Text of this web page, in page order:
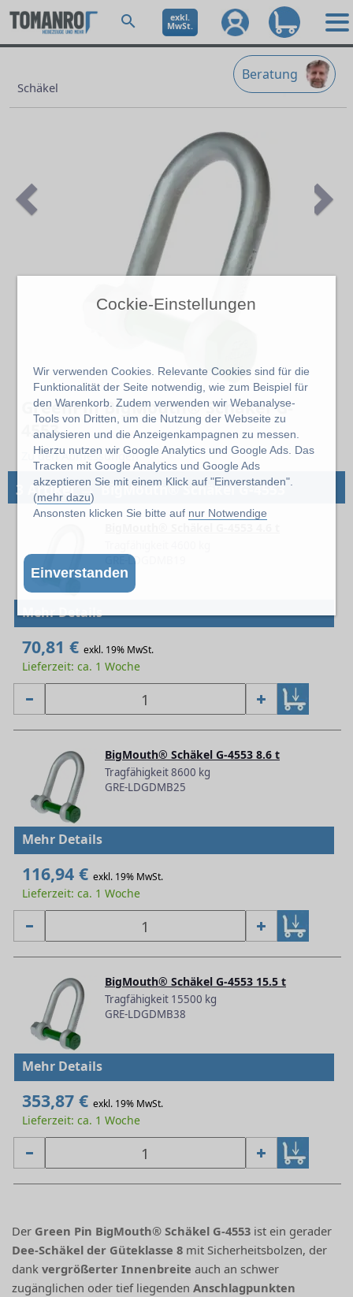
Cockie-Einstellungen
Wir verwenden Cookies. Relevante Cookies sind für die
Funktionalität der Seite notwendig, wie zum Beispiel für
den Warenkorb. Zudem verwenden wir Webanalyse-
Tools von Dritten, um die Nutzung der Webseite zu
analysieren und die Anzeigenkampagnen zu messen.
Hierzu nutzen wir Google Analytics und Google Ads. Das
Tracken mit Google Analytics und Google Ads
akzeptieren Sie mit einem Klick auf "Einverstanden".
(mehr dazu)
Ansonsten klicken Sie bitte auf nur Notwendige
Einverstanden
exkl.
MwSt.
Beratung
Schäkel
GreenPin BigMouth® Schäkel G-
4553
Zu den Abmessungen
3 Artikel→BigMouth® Schäkel G-4553
GRE-LDGDMB19
Mehr Details
70,81 € exkl. 19% MwSt.
Lieferzeit: ca. 1 Woche
BigMouth® Schäkel G-4553 8.6 t
Tragfähigkeit 8600 kg
GRE-LDGDMB25
Mehr Details
116,94 € exkl. 19% MwSt.
Lieferzeit: ca. 1 Woche
BigMouth® Schäkel G-4553 15.5 t
Tragfähigkeit 15500 kg
GRE-LDGDMB38
Mehr Details
353,87 € exkl. 19% MwSt.
Lieferzeit: ca. 1 Woche
Der Green Pin BigMouth® Schäkel G-4553 ist ein gerader
Dee-Schäkel der Güteklasse 8 mit Sicherheitsbolzen, der
dankvergrößerter Innenbreite auch an schwer
zugänglichen oder tief liegendenAnschlagpunkten